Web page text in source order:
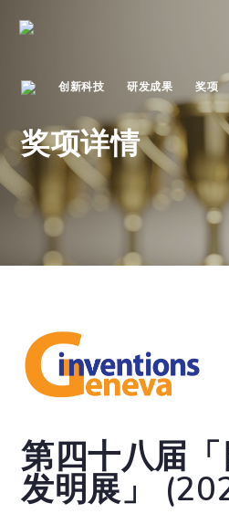
创新科技 研发成果 奖项
奖项详情
第四十八届
发明展」